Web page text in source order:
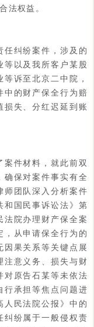
法权益。
任纠纷案件，涉及的
等以及我所客户某股
诉至北京二中院，
中的财产保全行为赔
损失、分红迟延到账
件材料，就此前双
确保对案件事实有全
师团队深入分析案件
和国民事诉讼法》第
法院办理财产保全案
，从申请保全行为的
因果关系等关键点展
注意义务、损失与财
对原告石某等未依法
行承担等焦点问题进
人民法院公报》中的
纠纷属于一般侵权责